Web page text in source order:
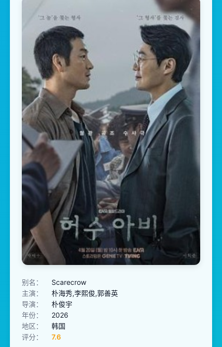
别名：
Scarecrow
主演：
朴海秀,李熙俊,郭善英
导演：
朴俊宇
年份：
2026
地区：
韩国
评分：
7.6